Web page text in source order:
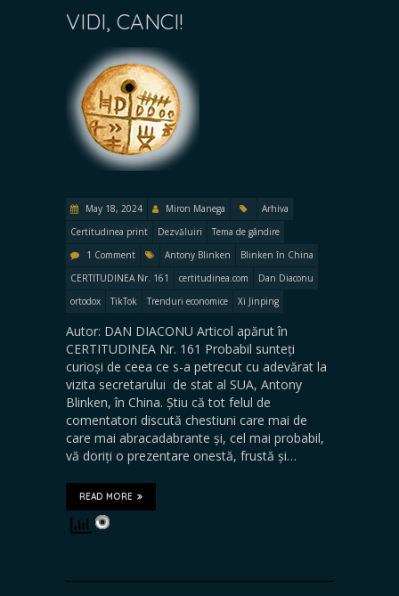
VIDI, CANCI!
May 18, 2024 Miron Manega
Arhiva
Certitudinea print
Dezvăluiri
Tema de gândire
1 Comment
Antony Blinken
Blinken în China
CERTITUDINEA Nr. 161
certitudinea.com
Dan Diaconu
ortodox
TikTok Trenduri economice Xi Jinping
Autor: DAN DIACONU Articol apărut în
CERTITUDINEA Nr. 161 Probabil sunteți
curioși de ceea ce s-a petrecut cu adevărat la
vizita secretarului de stat al SUA, Antony
Blinken, în China. Știu că tot felul de
comentatori discută chestiuni care mai de
care mai abracadabrante și, cel mai probabil,
vă doriți o prezentare onestă, frustă și…
READ MORE